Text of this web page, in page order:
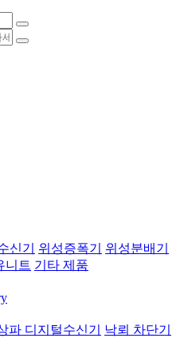
신기 위성증폭기
위성분배기
니트 기타 제품
파 디지털수신기
낙뢰 차단기